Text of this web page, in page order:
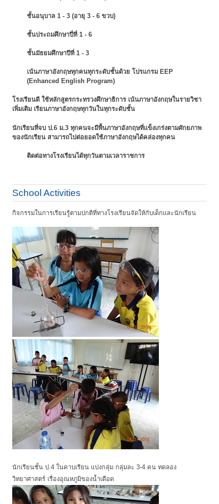
ชั้นอนุบาล 1 - 3 (อายุ 3 - 6 ขวบ)
ชั้นประถมศึกษาปี่ที่ 1 - 6
ชั้นมัธยมศึกษาปีที่ 1 - 3
เน้นภาษาอังกฤษทุกคนทุกระดับชั้นด้วย โปรแกรม EEP
(Enhanced English Program)
โรงเรียนดี ใช้หลักสูตรกระทรวงศึกษาธิการ เน้นภาษาอังกฤษในรายวิชา
เพิ่มเติม เรียนภาษาอังกฤษทุกวันในทุกระดับชั้น
นักเรียนที่จบ ป.6 ม.3 ทุกคนจะมีพื้นภาษาอังกฤษที่แข็งเกร่งตามศักยภาพ
ของนักเรียน สามารถไปต่อยอดใช้ภาษาอังกฤษได้คล่องทุกคน
ติดต่อทางโรงเรียนได้ทุกวันตามเวลาราชการ
School Activities
กิจกรรมในการเรียนรู้ตามปกติที่ทางโรงเรียนจัดให้กับเด็กและนักเรียน
นักเรียนชั้น ป.4 ในคาบเรียน แบ่งกลุ่ม กลุ่มละ 3-4 คน ทดลอง
วิทยาศาสตร์ เรื่องอุณหภูมิของน้ำเดือด